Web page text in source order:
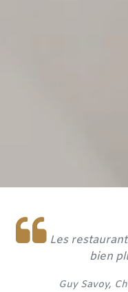
Les
bien
​Guy Savoy,